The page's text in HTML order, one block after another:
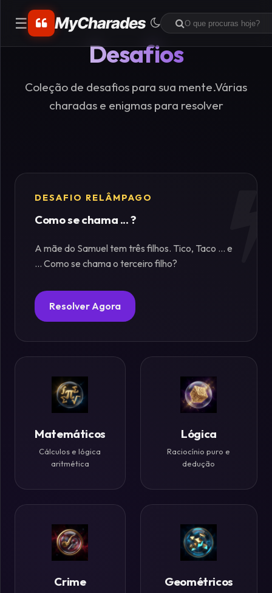
☰ MyCharades
Matemáticos
Charadas
Lógica
Fósforos
Criptografia
Paradoxos
Mente
Mistérios
Históricos
Desafios
Coleção de desafios para sua mente.Várias
charadas e enigmas para resolver
DESAFIO RELÂMPAGO
Como se chama ... ?
A mãe do Samuel tem três filhos. Tico, Taco ... e
... Como se chama o terceiro filho?
Resolver Agora
Matemáticos
Cálculos e lógica
aritmética
Lógica
Raciocínio puro e
dedução
Crime Geométricos